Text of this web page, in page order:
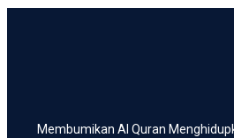
Membumikan Al Quran